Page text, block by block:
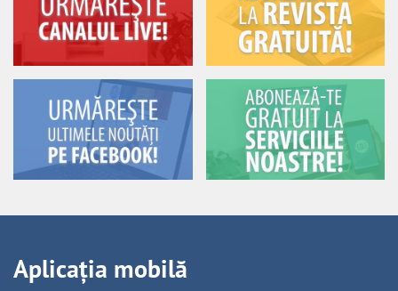
Aplicația mobilă